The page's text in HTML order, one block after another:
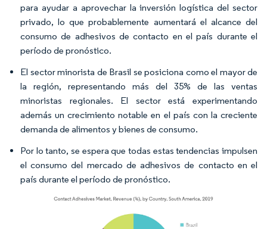
para ayudar a aprovechar la inversión logística del sector
privado, lo que probablemente aumentará el alcance del
consumo de adhesivos de contacto en el país durante el
período de pronóstico.
El sector minorista de Brasil se posiciona como el mayor de
la región, representando más del 35% de las ventas
minoristas regionales. El sector está experimentando
además un crecimiento notable en el país con la creciente
demanda de alimentos y bienes de consumo.
Por lo tanto, se espera que todas estas tendencias impulsen
el consumo del mercado de adhesivos de contacto en el
país durante el período de pronóstico.